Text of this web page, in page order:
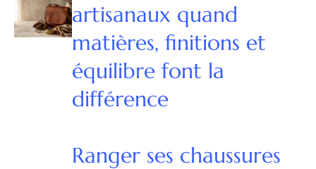
artisanaux quand
matières, finitions et
équilibre font la
différence
Ranger ses chaussures